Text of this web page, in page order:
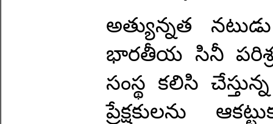
అత్యున్నత
భారతీయ సినీ
సంస్థ కలిసి
ప్రేక్షకులను